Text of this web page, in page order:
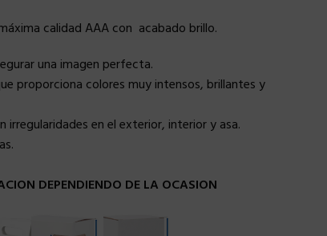
calidad AAA con acabado brillo.
una imagen perfecta.
proporciona colores muy intensos, brillantes y
en el exterior, interior y asa.
DEPENDIENDO DE LA OCASION